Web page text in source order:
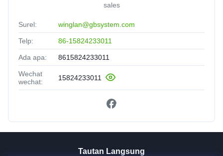
sales
Surel: winglan@gbsystem.com
Telp: 86-15824233011
Ada apa: 8615824233011
Wechat
wechat:
15824233011
Tautan Langsung